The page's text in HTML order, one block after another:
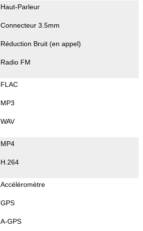
Haut-Parleur
Connecteur 3.5mm
Réduction Bruit (en appel)
Radio FM
FLAC
MP3
WAV
MP4
H.264
Accéléromètre
GPS
A-GPS